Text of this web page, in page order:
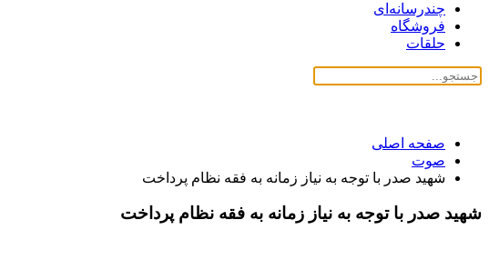
چندرسانه‌ای
فروشگاه
حلقات
صفحه اصلی
صوت
شهید صدر با توجه به نیاز زمانه به فقه نظام پرداخت
شهید صدر با توجه به نیاز زمانه به فقه نظام پرداخت